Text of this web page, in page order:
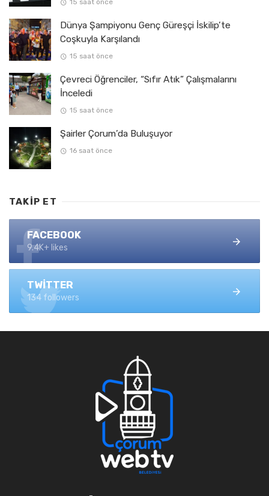
Dünya Şampiyonu Genç Güreşçi İskilip’te
Coşkuyla Karşılandı
15 saat önce
Çevreci Öğrenciler, “Sıfır Atık” Çalışmalarını
İnceledi
15 saat önce
Şairler Çorum’da Buluşuyor
16 saat önce
TAKIP ET
FACEBOOK
9.4K+ likes
TWITTER
134 followers